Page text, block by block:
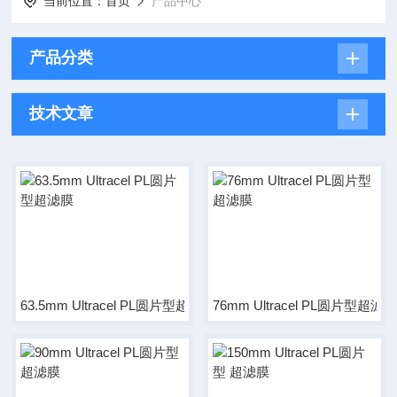
产品分类
技术文章
63.5mm Ultracel PL圆片型超滤膜76mm Ultracel PL圆片型超滤膜